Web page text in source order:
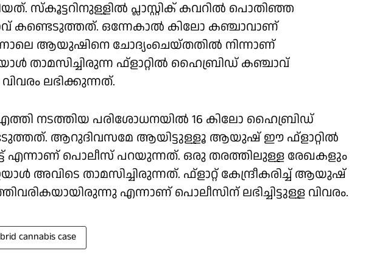
സ്‌കൂട്ടറിനുള്ളിൽ പ്ലാസ്റ്റിക് കവറിൽ പൊതിഞ്ഞ
കണ്ടെടുത്തത്. ഒന്നേകാൽ കിലോ കഞ്ചാവാണ്
ആയുഷിനെ ചോദ്യംചെയ്തതിൽ നിന്നാണ്
താമസിച്ചിരുന്ന ഫ്‌ളാറ്റിൽ ഹൈബ്രിഡ് കഞ്ചാവ്
വിവരം ലഭിക്കുന്നത്.
എത്തി നടത്തിയ പരിശോധനയിൽ 16 കിലോ ഹൈബ്രിഡ്
ആറുദിവസമേ ആയിട്ടുള്ളൂ ആയുഷ് ഈ ഫ്‌ളാറ്റിൽ
എന്നാണ് പൊലീസ് പറയുന്നത്. ഒരു തരത്തിലുള്ള രേഖകളും
അവിടെ താമസിച്ചിരുന്നത്. ഫ്‌ളാറ്റ് കേന്ദ്രീകരിച്ച് ആയുഷ്
എന്നാണ് പൊലീസിന് ലഭിച്ചിട്ടുള്ള വിവരം.
cannabis case